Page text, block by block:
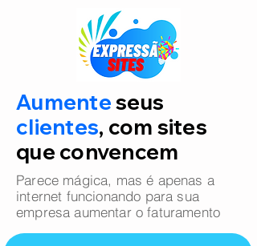
Aumenteseus
clientes, com sites
que convencem
Parece mágica, mas é apenas a
internet funcionando para sua
empresa aumentar o faturamento